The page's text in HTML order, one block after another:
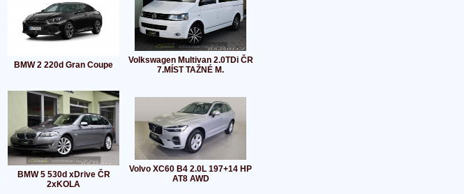
BMW 2 220d Gran Coupe
Volkswagen Multivan 2.0TDi ČR
7.MÍST TAŽNÉ M.
BMW 5 530d xDrive ČR
2xKOLA
Volvo XC60 B4 2.0L 197+14 HP
AT8 AWD